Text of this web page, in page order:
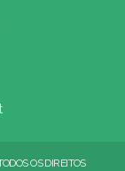
OS DIREITOS